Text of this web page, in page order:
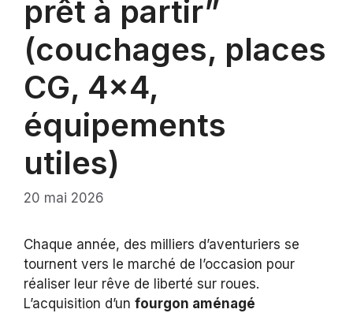
prêt à partir”
(couchages, places
CG, 4×4,
équipements
utiles)
20 mai 2026
Chaque année, des milliers d’aventuriers se
tournent vers le marché de l’occasion pour
réaliser leur rêve de liberté sur roues.
L’acquisition d’un fourgon aménagé